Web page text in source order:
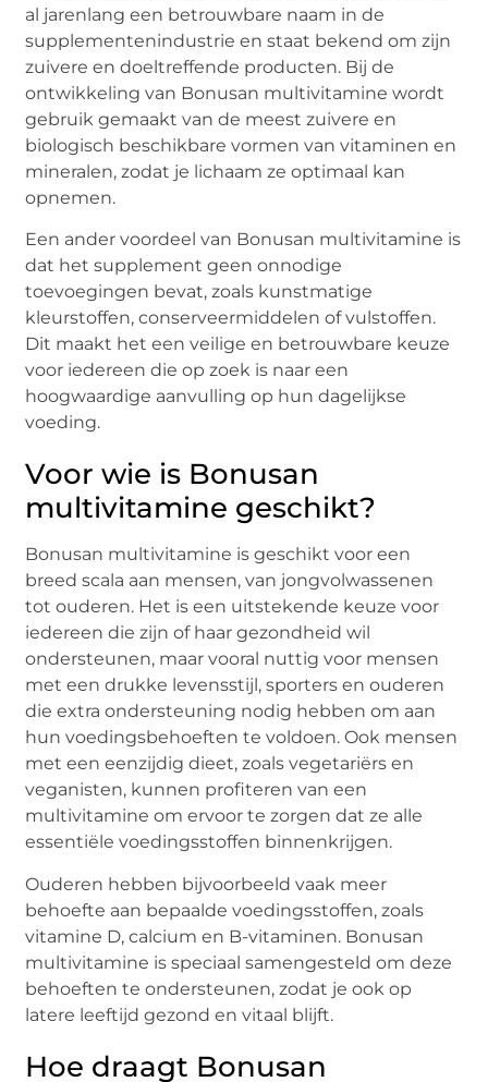
al jarenlang een betrouwbare naam in de
supplementenindustrie en staat bekend om zijn
zuivere en doeltreffende producten. Bij de
ontwikkeling van Bonusan multivitamine wordt
gebruik gemaakt van de meest zuivere en
biologisch beschikbare vormen van vitaminen en
mineralen, zodat je lichaam ze optimaal kan
opnemen.
Een ander voordeel van Bonusan multivitamine is
dat het supplement geen onnodige
toevoegingen bevat, zoals kunstmatige
kleurstoffen, conserveermiddelen of vulstoffen.
Dit maakt het een veilige en betrouwbare keuze
voor iedereen die op zoek is naar een
hoogwaardige aanvulling op hun dagelijkse
voeding.
Voor wie is Bonusan
multivitamine geschikt?
Bonusan multivitamine is geschikt voor een
breed scala aan mensen, van jongvolwassenen
tot ouderen. Het is een uitstekende keuze voor
iedereen die zijn of haar gezondheid wil
ondersteunen, maar vooral nuttig voor mensen
met een drukke levensstijl, sporters en ouderen
die extra ondersteuning nodig hebben om aan
hun voedingsbehoeften te voldoen. Ook mensen
met een eenzijdig dieet, zoals vegetariërs en
veganisten, kunnen profiteren van een
multivitamine om ervoor te zorgen dat ze alle
essentiële voedingsstoffen binnenkrijgen.
Ouderen hebben bijvoorbeeld vaak meer
behoefte aan bepaalde voedingsstoffen, zoals
vitamine D, calcium en B-vitaminen. Bonusan
multivitamine is speciaal samengesteld om deze
behoeften te ondersteunen, zodat je ook op
latere leeftijd gezond en vitaal blijft.
Hoe draagt Bonusan